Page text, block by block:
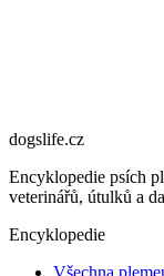
dogslife.cz
Encyklopedie psích
veterinářů, útulků a
Encyklopedie